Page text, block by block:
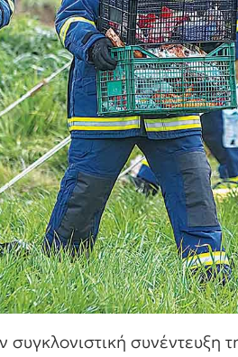
συνέντευξη